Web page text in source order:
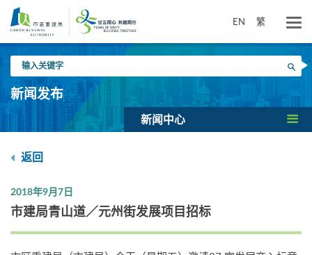
要
EN 繁
入
关
键
搜寻
新闻发布
新闻中心
返回
2018年9月7日
市建局青山道／元州街发展项目招标